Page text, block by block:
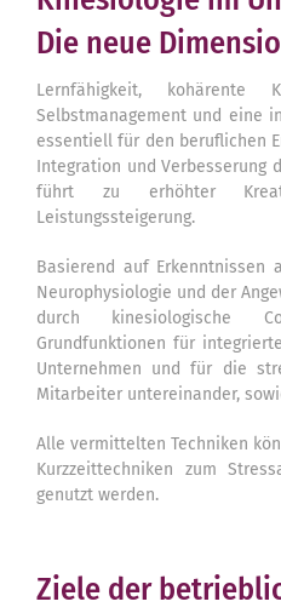
Buch
Suche
nach:
Die neue
Lernfähigkeit, kohärente
Selbstmanagement und eine
essentiell für den beruflichen
Integration und Verbesserung
führt zu erhöhter
Leistungssteigerung.
Basierend auf Erkenntnissen
Neurophysiologie und der
durch kinesiologische
Grundfunktionen für
Unternehmen und für die
Mitarbeiter untereinander,
Alle vermittelten Techniken
Kurzzeittechniken zum
genutzt werden.
Ziele der